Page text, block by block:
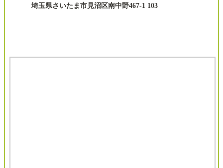
埼玉県さいたま市見沼区南中野467-1 103